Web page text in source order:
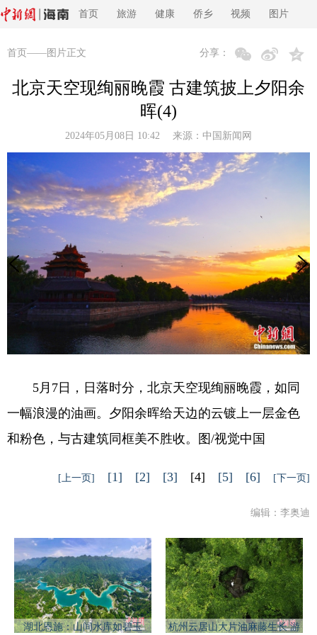
首页 旅游 健康 侨乡 视频 图片
首页 ——图片正文 分享：
北京天空现绚丽晚霞 古建筑披上夕阳余
晖(4)
2024年05月08日 10:42 来源： 中国新闻网
5月7日，日落时分，北京天空现绚丽晚霞，如同
一幅浪漫的油画。夕阳余晖给天边的云镀上一层金色
和粉色，与古建筑同框美不胜收。图/视觉中国
[上一页] [1] [2] [3] [4] [5] [6] [下一页]
编辑：李奥迪
湖北恩施：山间水库如碧玉 杭州云居山大片油麻藤生长 游